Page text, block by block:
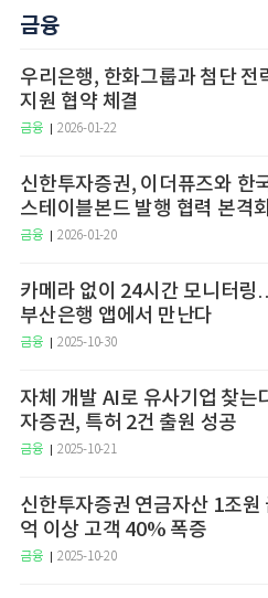
금융
우리은행, 한화그룹과 첨단 전
지원 협약 체결
금융 2026-01-22
신한투자증권, 이더퓨즈와 한
스테이블본드 발행 협력 본격
금융 2026-01-20
카메라 없이 24시간 모니터
부산은행 앱에서 만난다
금융 2025-10-30
자체 개발 AI로 유사기업 찾
자증권, 특허 2건 출원 성공
금융 2025-10-21
신한투자증권 연금자산 1조원
억 이상 고객 40% 폭증
금융 2025-10-20